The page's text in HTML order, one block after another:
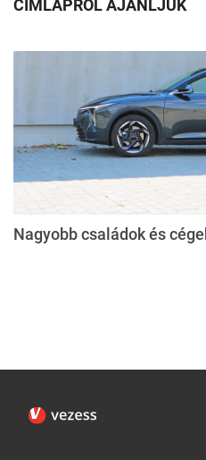
CÍMLAPRÓL AJÁNLJUK
Nagyobb családok és